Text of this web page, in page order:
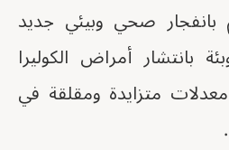
بانفجار صحي وبيئي جديد
بانتشار أمراض الكوليرا
متزايدة ومقلقة في